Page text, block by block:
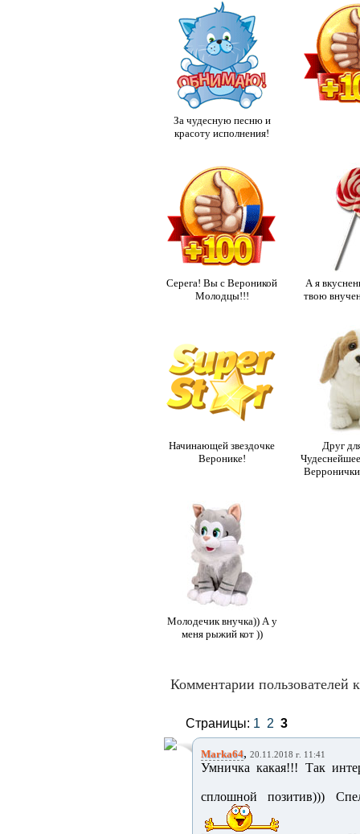
За чудесную песню и
красоту исполнения!
Серега! Вы с Вероникой
Молодцы!!!
А я
твою
Начинающей звездочке
Веронике!
Друг
Молодечик внучка)) А у
меня рыжий кот ))
Комментарии пользователей
Страницы: 1 2 3
Marka64, 20.11.2018 г. 11:41
Умничка какая!!! Так
сплошной позитив)))